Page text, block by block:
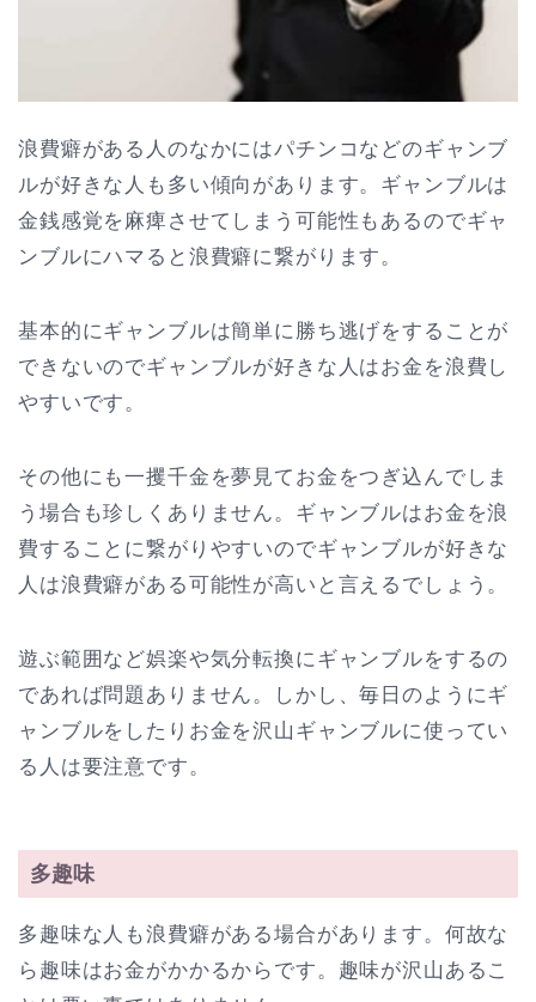
浪費癖がある人のなかにはパチンコなどのギャンブ
ルが好きな人も多い傾向があります。ギャンブルは
金銭感覚を麻痺させてしまう可能性もあるのでギャ
ンブルにハマると浪費癖に繋がります。
基本的にギャンブルは簡単に勝ち逃げをすることが
できないのでギャンブルが好きな人はお金を浪費し
やすいです。
その他にも一攫千金を夢見てお金をつぎ込んでしま
う場合も珍しくありません。ギャンブルはお金を浪
費することに繋がりやすいのでギャンブルが好きな
人は浪費癖がある可能性が高いと言えるでしょう。
遊ぶ範囲など娯楽や気分転換にギャンブルをするの
であれば問題ありません。しかし、毎日のようにギ
ャンブルをしたりお金を沢山ギャンブルに使ってい
る人は要注意です。
多趣味
多趣味な人も浪費癖がある場合があります。何故な
ら趣味はお金がかかるからです。趣味が沢山あるこ